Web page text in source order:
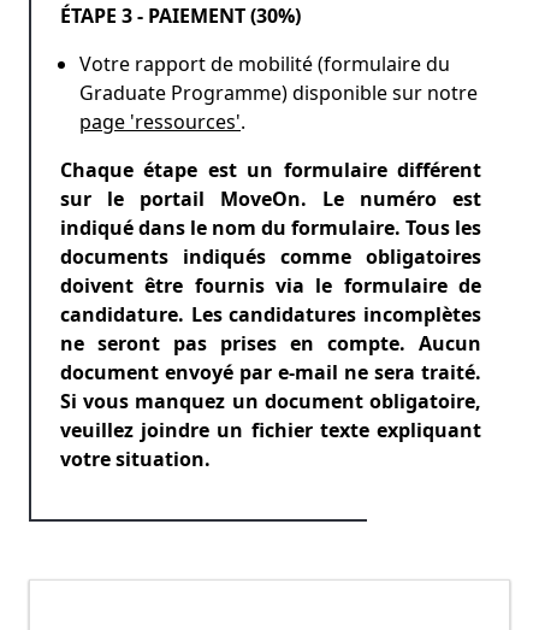
ÉTAPE 3 - PAIEMENT (30%)
Votre rapport de mobilité (formulaire du
Graduate Programme) disponible sur notre
page 'ressources'.
Chaque étape est un formulaire différent
sur le portail MoveOn. Le numéro est
indiqué dans le nom du formulaire. Tous les
documents indiqués comme obligatoires
doivent être fournis via le formulaire de
candidature. Les candidatures incomplètes
ne seront pas prises en compte. Aucun
document envoyé par e-mail ne sera traité.
Si vous manquez un document obligatoire,
veuillez joindre un fichier texte expliquant
votre situation.